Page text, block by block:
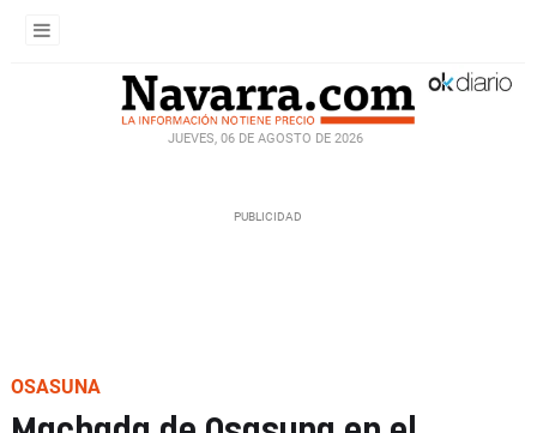
JUEVES, 06 DE AGOSTO DE 2026
OSASUNA